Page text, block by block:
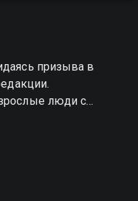
призыва в
люди с